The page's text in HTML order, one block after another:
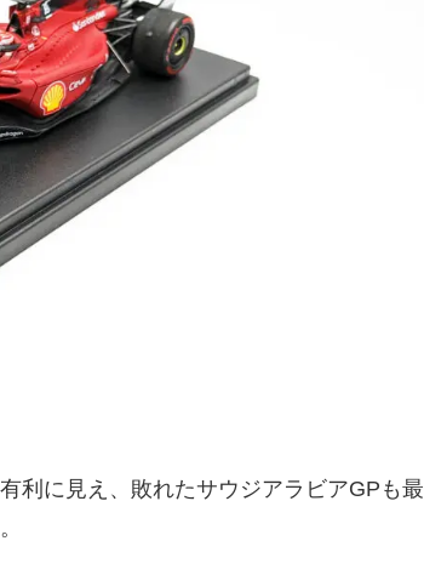
利に見え、敗れたサウジアラビアGPも最